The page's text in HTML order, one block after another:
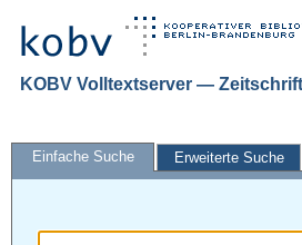
KOBV Volltextserver —
Einfache Suche Erweiterte Suche